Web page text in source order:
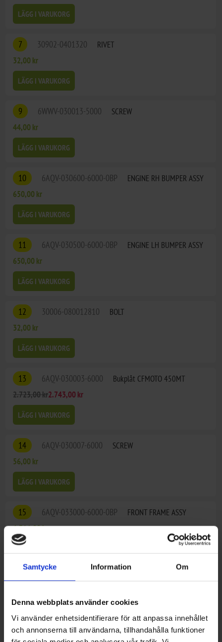
Samtycke Information Om
Denna webbplats använder cookies
Vi använder enhetsidentifierare för att anpassa innehållet
och annonserna till användarna, tillhandahålla funktioner
LÄGG I VARUKORG
7 30902-0401320
RIVET
32,00 kr
LÄGG I VARUKORG
9 6WWV-030013-5000
SCREW
44,00 kr
LÄGG I VARUKORG
10 6AQV-030600-6000-0BP
ENGINE RH BUMPER ASSY
650,00 kr
LÄGG I VARUKORG
11 6AQV-030500-6000-0BP
ENGINE LH BUMPER ASSY
650,00 kr
LÄGG I VARUKORG
12 30006-080012810
BOLT
32,00 kr
LÄGG I VARUKORG
13 6AQV-030003-6000
Bukplåt CFMOTO 450MT
2.723,00 kr2.743,00 kr
LÄGG I VARUKORG
14 6AQV-030007-6000
SCREW
56,00 kr
LÄGG I VARUKORG
15 6AQV-033000-6000-0BP
FRONT FRAME ASSY
6.316,00 kr
LÄGG I VARUKORG
16 6AQV-030004-1000
LÄGG I VARUKORG